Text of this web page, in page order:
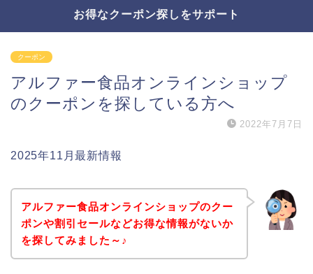
お得なクーポン探しをサポート
クーポン
アルファー食品オンラインショップ
のクーポンを探している方へ
2022年7月7日
2025年11月最新情報
アルファー食品オンラインショップのクー
ポンや割引セールなどお得な情報がないか
を探してみました～♪